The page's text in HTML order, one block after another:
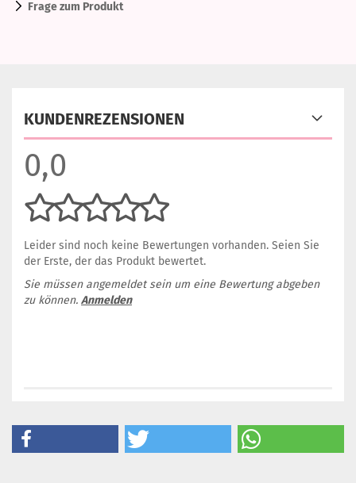
Frage zum Produkt
KUNDENREZENSIONEN
0,0
Leider sind noch keine Bewertungen vorhanden. Seien Sie
der Erste, der das Produkt bewertet.
Sie müssen angemeldet sein um eine Bewertung abgeben
zu können. Anmelden